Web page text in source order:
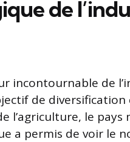
de
incontournable de
de
l’agriculture, le pays
a permis de voir le